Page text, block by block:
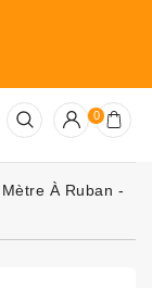
0
Mètre À Ruban -